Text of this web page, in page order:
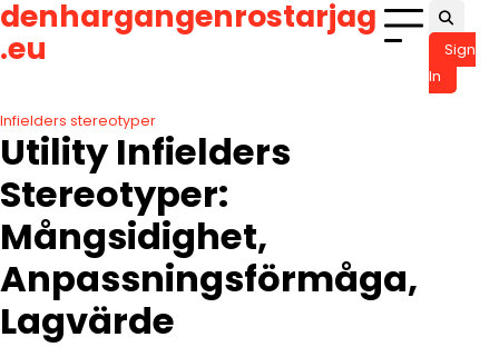
Skip
to
content
denhargangenrostarjag
.eu
Sign
In
Infielders stereotyper
Utility Infielders
Stereotyper:
Mångsidighet,
Anpassningsförmåga,
Lagvärde